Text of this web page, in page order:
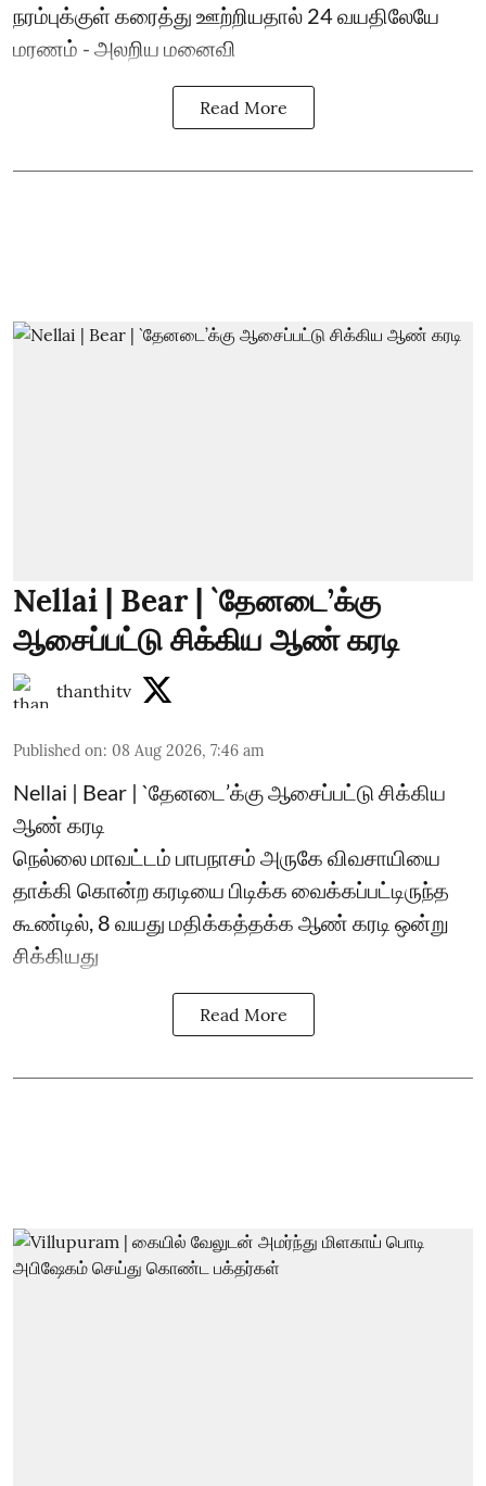
நரம்புக்குள் கரைத்து ஊற்றியதால் 24 வயதிலேயே
மரணம் - அலறிய மனைவி
Read More
Nellai | Bear | `தேனடை’க்கு
ஆசைப்பட்டு சிக்கிய ஆண் கரடி
thanthitv
Published on: 08 Aug 2026, 7:46 am
Nellai | Bear | `தேனடை’க்கு ஆசைப்பட்டு சிக்கிய
ஆண் கரடி
நெல்லை மாவட்டம் பாபநாசம் அருகே விவசாயியை
தாக்கி கொன்ற கரடியை பிடிக்க வைக்கப்பட்டிருந்த
கூண்டில், 8 வயது மதிக்கத்தக்க ஆண் கரடி ஒன்று
சிக்கியது
Read More